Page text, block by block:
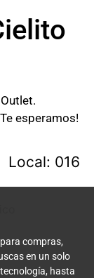
esperamos!
Local: 016
compras,
en un solo
hasta